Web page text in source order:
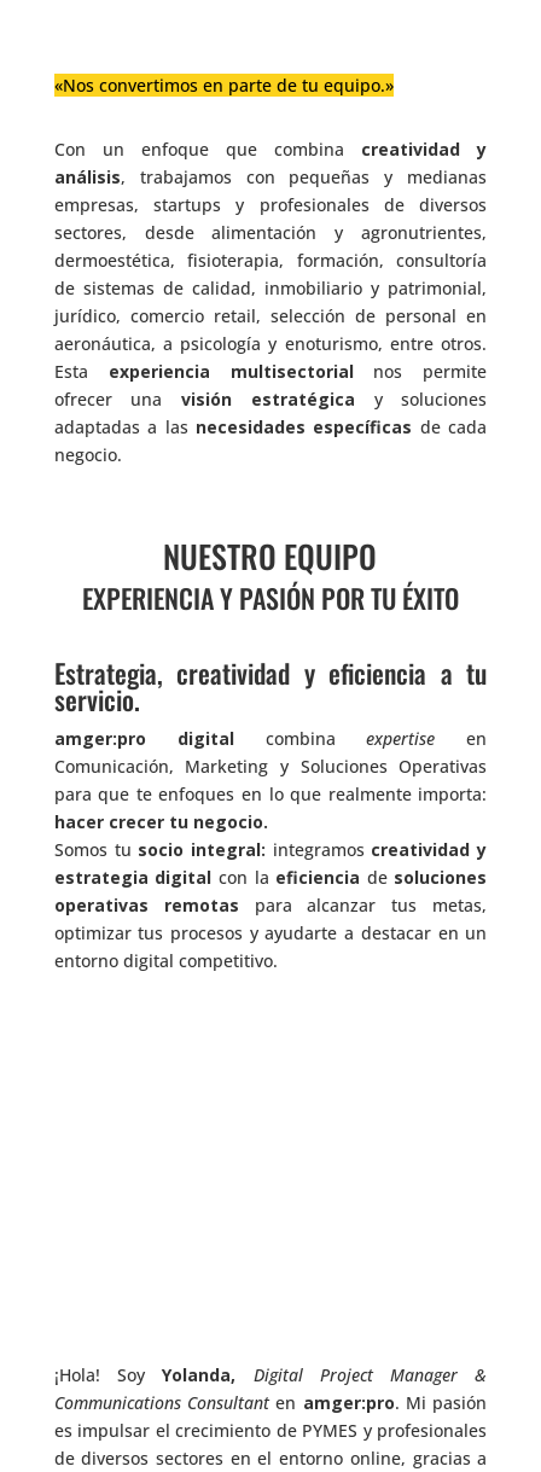
«Nos convertimos en parte de tu equipo.»
Con un enfoque que combina creatividad y
análisis, trabajamos con pequeñas y medianas
empresas, startups y profesionales de diversos
sectores, desde alimentación y agronutrientes,
dermoestética, fisioterapia, formación, consultoría
de sistemas de calidad, inmobiliario y patrimonial,
jurídico, comercio retail, selección de personal en
aeronáutica, a psicología y enoturismo, entre otros.
Esta experiencia multisectorialnos permite
ofrecer unavisión estratégica y soluciones
adaptadas a las necesidades específicas de cada
negocio.
NUESTRO EQUIPO
EXPERIENCIA Y PASIÓN POR TU ÉXITO
Estrategia, creatividad y eficiencia a tu
servicio.
amger:pro digitalcombinaexpertise en
Comunicación, Marketing y Soluciones Operativas
para que te enfoques en lo que realmente importa:
hacer crecer tu negocio.
Somos tu socio integral: integramos creatividad y
estrategia digital con la eficiencia de soluciones
operativas remotas para alcanzar tus metas,
optimizar tus procesos y ayudarte a destacar en un
entorno digital competitivo.
¡Hola! Soy Yolanda,
Digital Project Manager &
Communications Consultanten amger:pro. Mi pasión
es impulsar el crecimiento de PYMES y profesionales
de diversos sectores en el entorno online, gracias a